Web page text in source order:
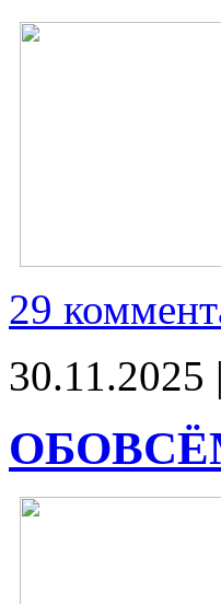
29
30.11.2025